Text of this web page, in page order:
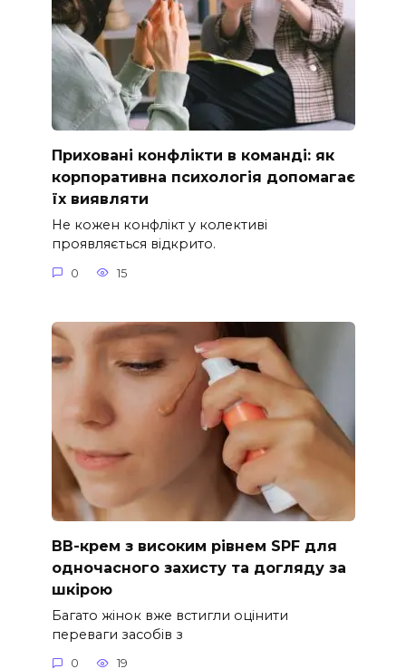
Приховані конфлікти в команді: як
корпоративна психологія допомагає
їх виявляти
Не кожен конфлікт у колективі
проявляється відкрито.
0 15
ВВ-крем з високим рівнем SPF для
одночасного захисту та догляду за
шкірою
Багато жінок вже встигли оцінити
переваги засобів з
0 19